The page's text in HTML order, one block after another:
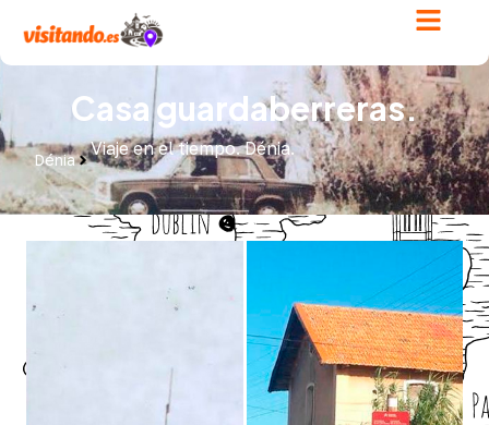
Casa guardaberreras.
Dénia
Viaje en el tiempo. Dénia.